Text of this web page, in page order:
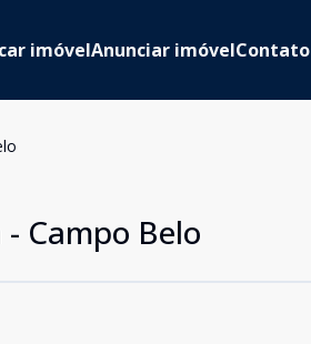
imóvelAnunciar imóvelContato
Campo Belo